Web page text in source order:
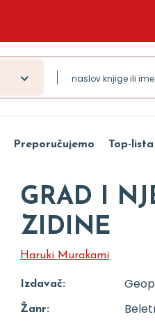
Preporučujemo Top-lista
GRAD I
ZIDINE
Haruki Murakami
Izdavač:
Žanr: